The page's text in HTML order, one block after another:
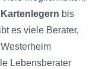
Kartenlegern bis
es viele Berater,
Lebensberater